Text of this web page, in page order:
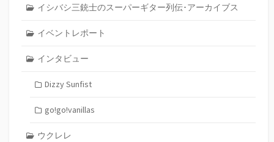
イシバシ三銃士のスーパーギター列伝･アーカイブス
イベントレポート
インタビュー
Dizzy Sunfist
go!go!vanillas
ウクレレ